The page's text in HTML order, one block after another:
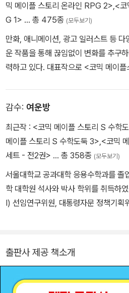
믹 메이플 스토리 온라인 RPG 2>,<코
G 1> … 총 475종 (모두보기)
만화, 애니메이션, 광고 일러스트 등
운 작품을 통해 끊임없이 변화를 추구
력하고 있다. 대표작으로 <코믹 메이
감수: 여운방
최근작 : <코믹 메이플 스토리 S 수학
메이플 스토리 S 수학도둑 3>,<코믹
세트 - 전2권> … 총 358종 (모두보기)
서울대학교 공과대학 응용수학과를 졸
학 대학원 석사와 박사 학위를 취득하
I) 선임연구위원, 대통령자문 정책기획위원회 위원,
력 수학퀴즈> <메이플 매쓰> <수학도
출판사 제공 책소개